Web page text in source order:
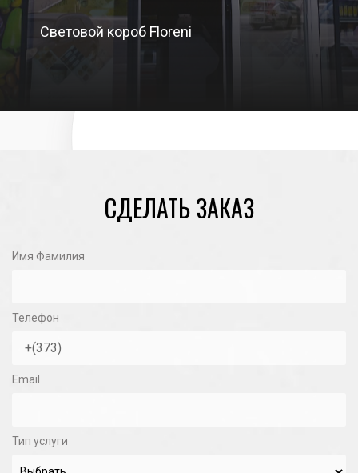
Световой короб Floreni
СДЕЛАТЬ ЗАКАЗ
Имя Фамилия
Телефон
Email
Тип услуги